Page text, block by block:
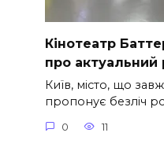
Кінотеатр
про актуальний
Київ, місто, що
пропонує безліч
0 11